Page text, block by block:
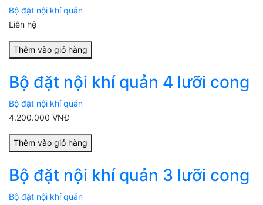
Bộ đặt nội khí quản
Liên hệ
Thêm vào giỏ hàng
Bộ đặt nội khí quản 4 lưỡi cong
Bộ đặt nội khí quản
4.200.000 VNĐ
Thêm vào giỏ hàng
Bộ đặt nội khí quản 3 lưỡi cong
Bộ đặt nội khí quản